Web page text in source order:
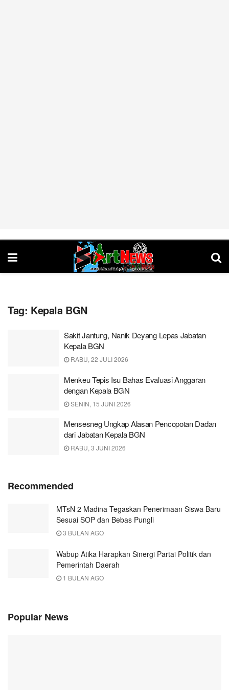
Tag: Kepala BGN
Sakit Jantung, Nanik Deyang Lepas Jabatan
Kepala BGN
RABU, 22 JULI 2026
Menkeu Tepis Isu Bahas Evaluasi Anggaran
dengan Kepala BGN
SENIN, 15 JUNI 2026
Mensesneg Ungkap Alasan Pencopotan Dadan
dari Jabatan Kepala BGN
RABU, 3 JUNI 2026
Recommended
MTsN 2 Madina Tegaskan Penerimaan Siswa Baru
Sesuai SOP dan Bebas Pungli
3 BULAN AGO
Wabup Atika Harapkan Sinergi Partai Politik dan
Pemerintah Daerah
1 BULAN AGO
Popular News